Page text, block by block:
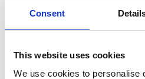
Consent
This website uses cookies
We use cookies to personalise
suplimentare inteligenta, somn
regulata pentru o aparare